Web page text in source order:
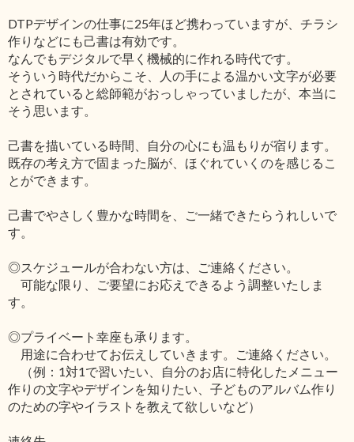
DTPデザインの仕事に25年ほど携わっていますが、チラシ
作りなどにも己書は有効です。
なんでもデジタルで早く機械的に作れる時代です。
そういう時代だからこそ、人の手による温かい文字が必要
とされていると総師範がおっしゃっていましたが、本当に
そう思います。
己書を描いている時間、自分の心にも温もりが宿ります。
既存の考え方で固まった脳が、ほぐれていくのを感じるこ
とができます。
己書でやさしく豊かな時間を、ご一緒できたらうれしいで
す。
◎スケジュールが合わない方は、ご連絡ください。
可能な限り、ご要望にお応えできるよう調整いたしま
す。
◎プライベート幸座も承ります。
用途に合わせてお伝えしていきます。ご連絡ください。
（例：1対1で習いたい、自分のお店に特化したメニュー
作りの文字やデザインを知りたい、子どものアルバム作り
のための字やイラストを教えて欲しいなど）